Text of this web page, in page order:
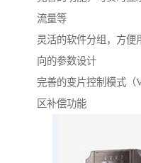
流量等
灵活的软件分组，方便
向的参数设计
完善的变片控制模式（
区补偿功能